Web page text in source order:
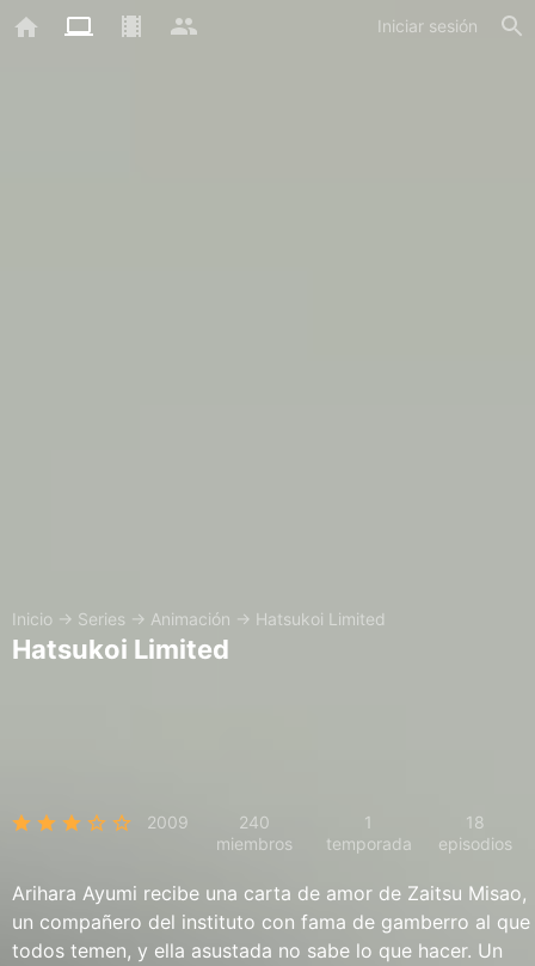
Iniciar sesión
Inicio → Series → Animación → Hatsukoi Limited
Hatsukoi Limited
2009
240
miembros
1
temporada
18
episodios
Arihara Ayumi recibe una carta de amor de Zaitsu Misao,
un compañero del instituto con fama de gamberro al que
todos temen, y ella asustada no sabe lo que hacer. Un